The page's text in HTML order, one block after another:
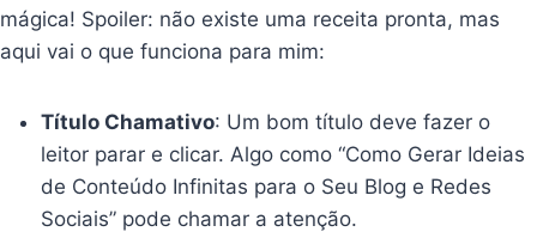
mágica! Spoiler: não existe uma receita pronta, mas
aqui vai o que funciona para mim:
Título Chamativo: Um bom título deve fazer o
leitor parar e clicar. Algo como “Como Gerar Ideias
de Conteúdo Infinitas para o Seu Blog e Redes
Sociais” pode chamar a atenção.